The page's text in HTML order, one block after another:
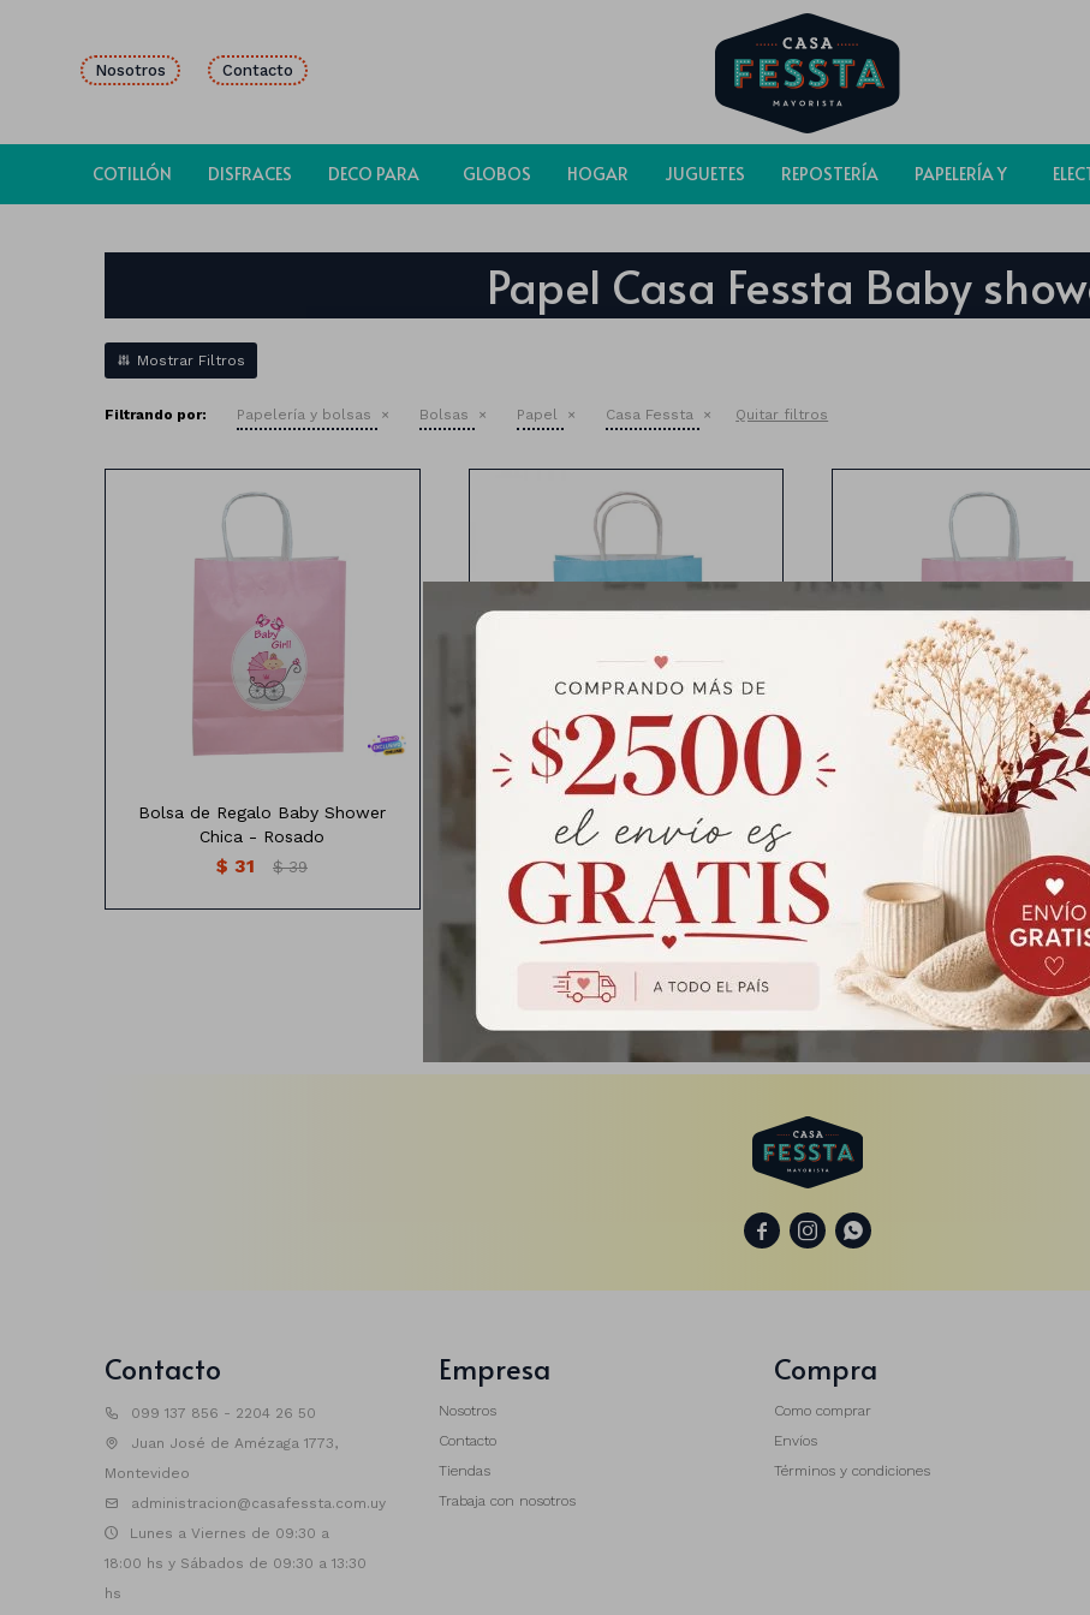
COTILLÓN DISFRACES DECO PARA GLOBOS HOGAR JUGUETES REPOSTERÍA PAPELERÍA Y
Nosotros Contacto
Papel Casa Fessta Baby
Filtrando por: Papelería y bolsas Bolsas Papel Casa Fessta Quitar filtros
Bolsa de regalo Baby shower
Medias: 21x15x8 cm
Bolsa de Regalo Baby Shower
Chica - Rosado
$ 31 $ 39
Bolsa de regalo Baby shower
Bolsa de Regalo Baby Shower
Chica - Celeste
$ 31 39
Bolsa de papel diseño Baby
Medida: 27x21x11 cm
Bolsa de Regalo Baby
Grande - Rosado
$ 49
  
Contacto
099 137 856 - 2204 26 50
Juan José de Amézaga 1773,
Montevideo
administracion@casafessta.com.uy
Lunes a Viernes de 09:30 a
18:00 hs y Sábados de 09:30 a 13:30
hs
Empresa
Nosotros
Contacto
Tiendas
Trabaja con nosotros
Compra
Como comprar
Envíos
Términos y condiciones